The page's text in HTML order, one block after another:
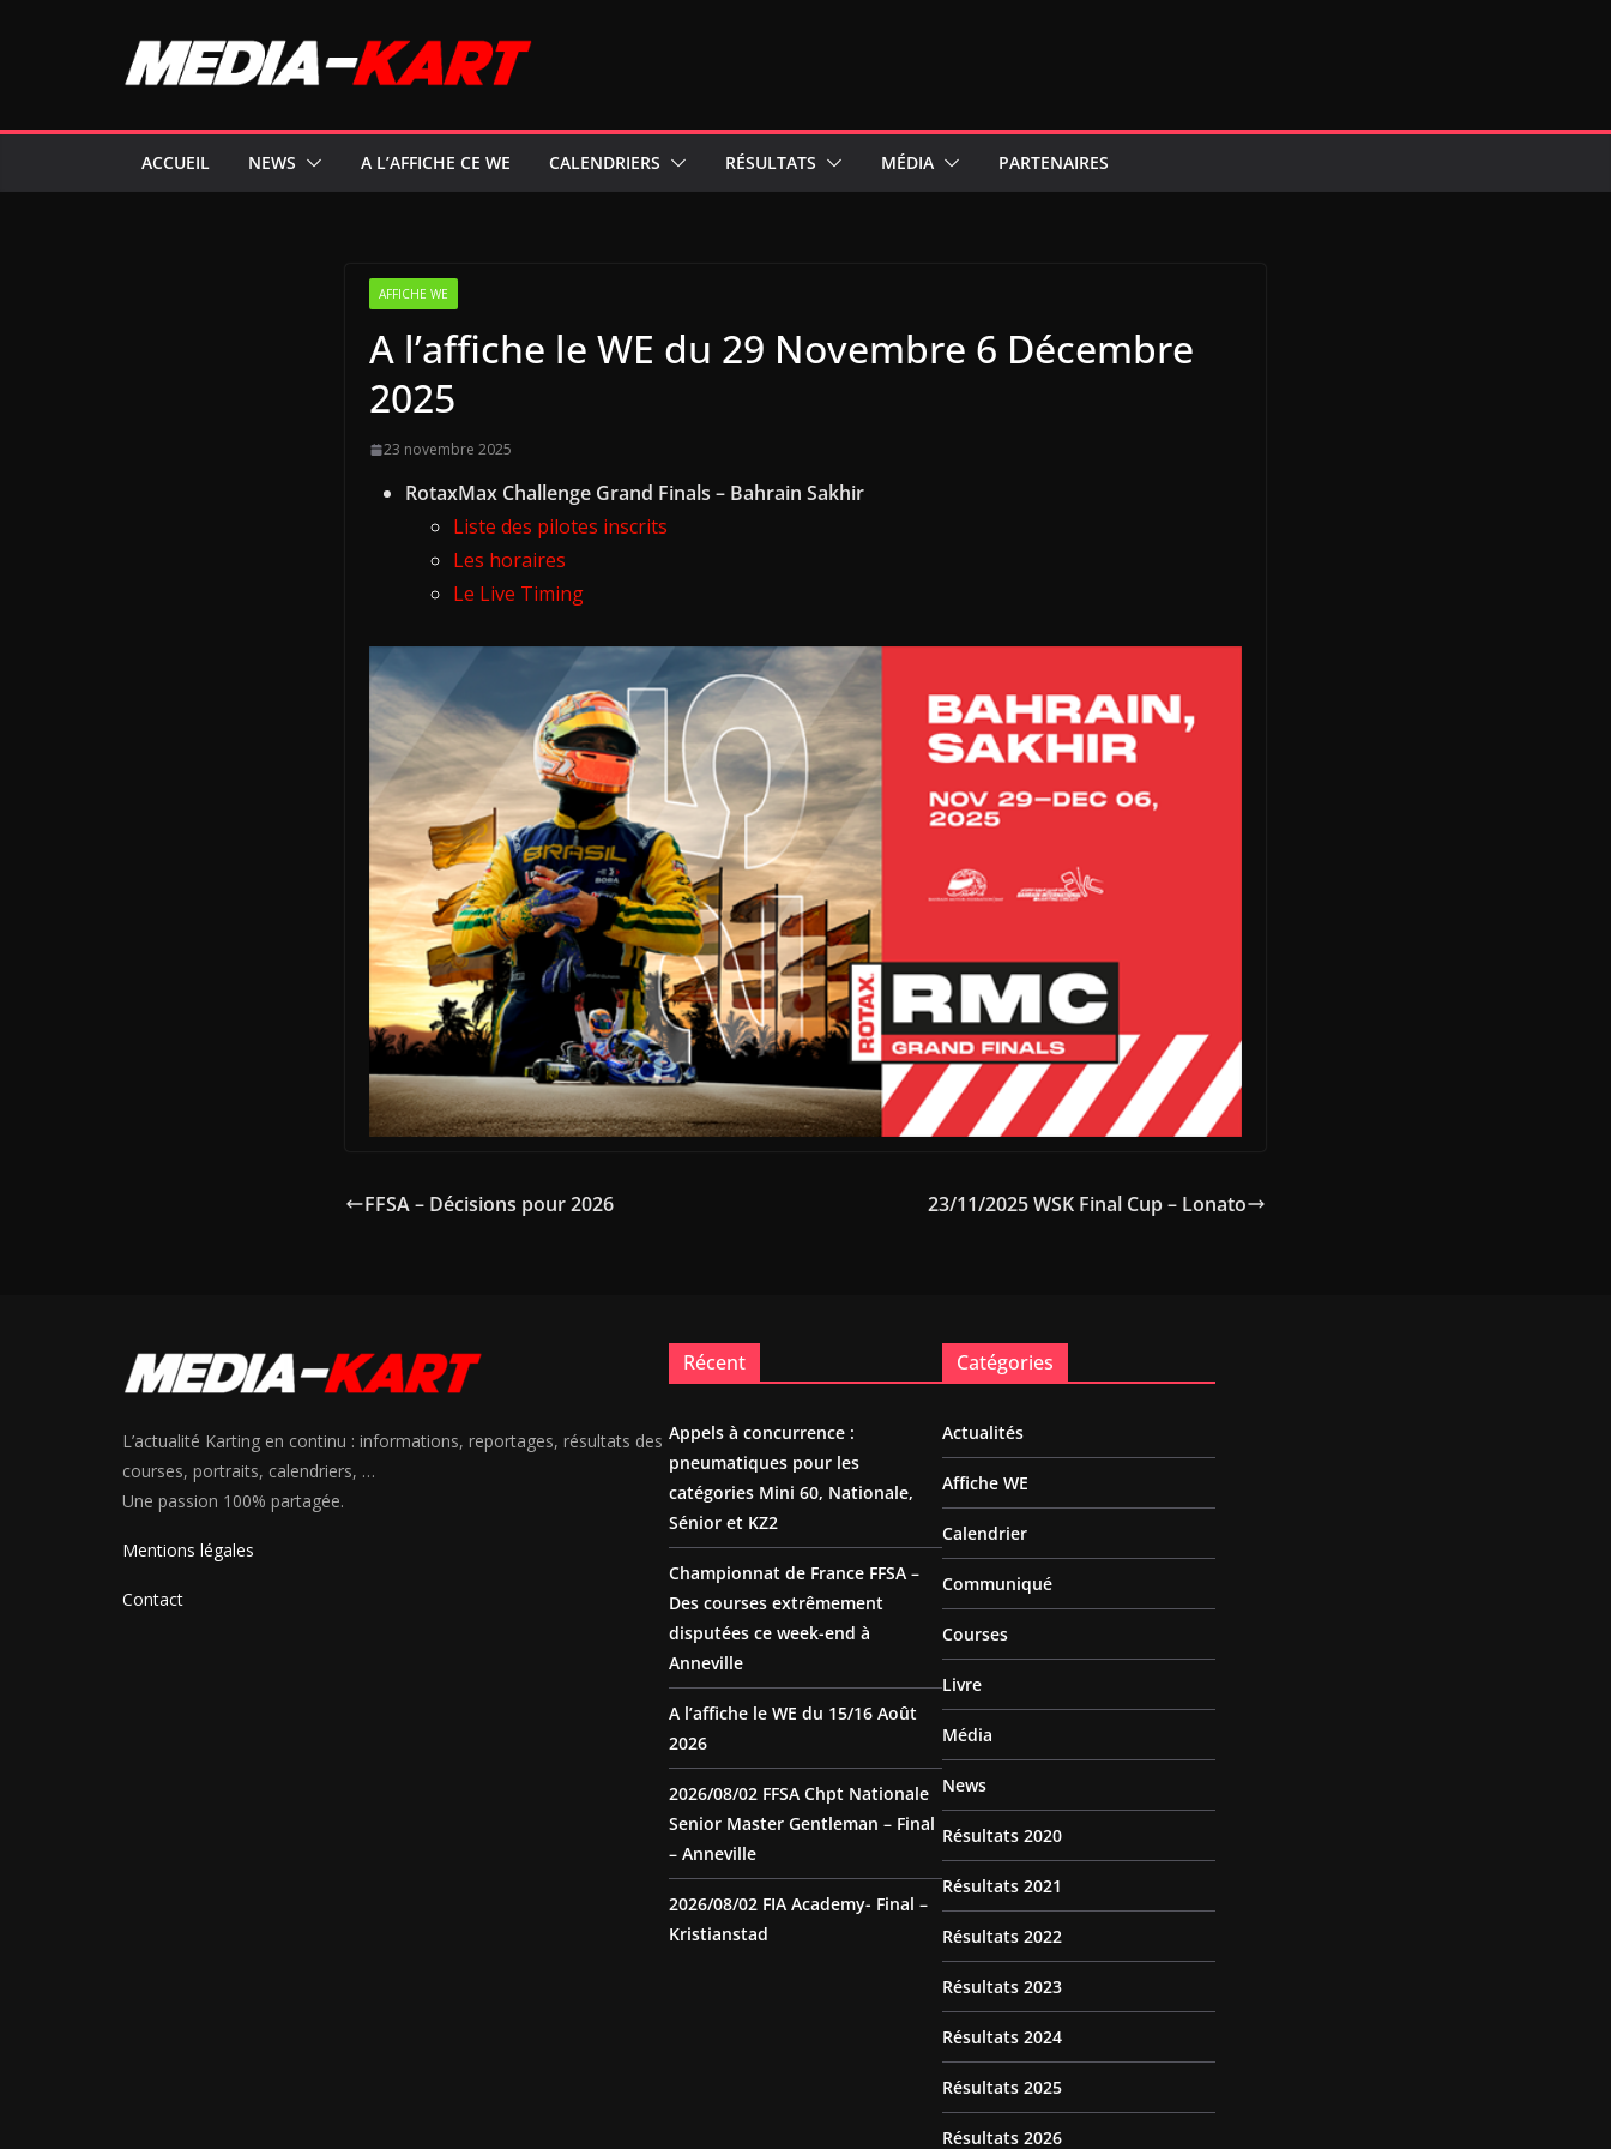
ACCUEIL NEWS A L’AFFICHE CE WE CALENDRIERS RÉSULTATS MÉDIA PARTENAIRES
AFFICHE WE
A l’affiche le WE du 29 Novembre 6 Décembre
2025
23 novembre 2025
RotaxMax Challenge Grand Finals – Bahrain Sakhir
Liste des pilotes inscrits
Les horaires
Le Live Timing
FFSA – Décisions pour 2026 23/11/2025 WSK Final Cup – Lonato
L’actualité Karting en continu : informations, reportages, résultats des
courses, portraits, calendriers, …
Une passion 100% partagée.
Mentions légales
Contact
Récent
Appels à concurrence :
pneumatiques pour les
catégories Mini 60, Nationale,
Sénior et KZ2
Championnat de France FFSA –
Des courses extrêmement
disputées ce week-end à
Anneville
A l’affiche le WE du 15/16 Août
2026
2026/08/02 FFSA Chpt Nationale
Senior Master Gentleman – Final
– Anneville
2026/08/02 FIA Academy- Final –
Kristianstad
Catégories
Actualités
Affiche WE
Calendrier
Communiqué
Courses
Livre
Média
News
Résultats 2020
Résultats 2021
Résultats 2022
Résultats 2023
Résultats 2024
Résultats 2025
Résultats 2026